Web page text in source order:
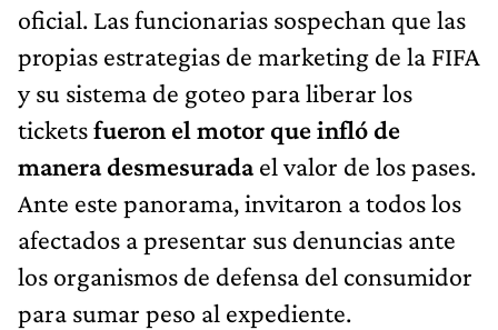
oficial. Las funcionarias sospechan que las
propias estrategias de marketing de la FIFA
y su sistema de goteo para liberar los
ticketsfueron el motor que infló de
manera desmesuradael valor de los pases.
Ante este panorama, invitaron a todos los
afectados a presentar sus denuncias ante
los organismos de defensa del consumidor
para sumar peso al expediente.